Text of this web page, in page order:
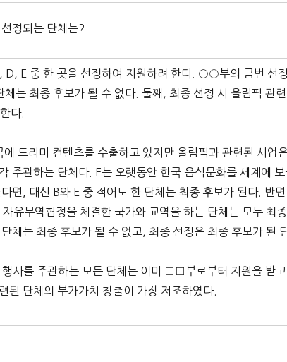
정되는 단체는?
E 중 한 곳을 선정하여 지원하려 한다. ○○부의 금번 선
는 최종 후보가 될 수 없다. 둘째, 최종 선정 시 올림픽 관
다.
드라마 컨텐츠를 수출하고 있지만 올림픽과 관련된 사업
주관하는 단체다. E는 오랫동안 한국 음식문화를 세계에
면, 대신 B와 E 중 적어도 한 단체는 최종 후보가 된다. 반
유무역협정을 체결한 국가와 교역을 하는 단체는 모두 최
체는 최종 후보가 될 수 없고, 최종 선정은 최종 후보가 된
사를 주관하는 모든 단체는 이미 □□부로부터 지원을 받
된 단체의 부가가치 창출이 가장 저조하였다.